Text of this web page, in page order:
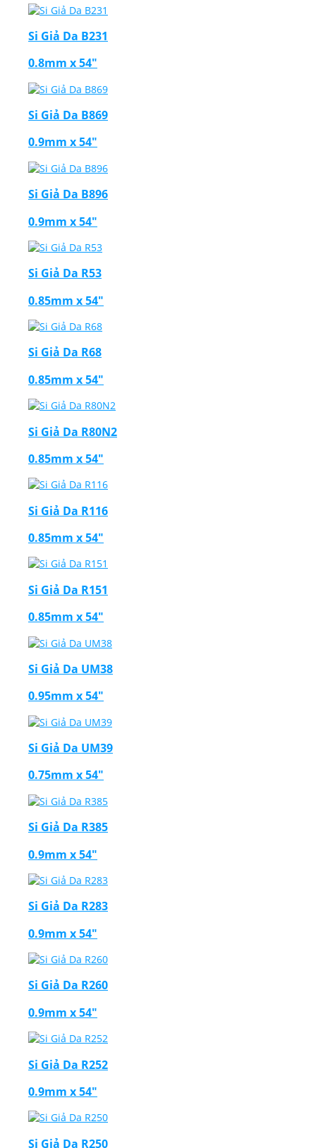
Si Giả Da B231
0.8mm x 54"
Si Giả Da B869
0.9mm x 54"
Si Giả Da B896
0.9mm x 54"
Si Giả Da R53
0.85mm x 54"
Si Giả Da R68
0.85mm x 54"
Si Giả Da R80N2
0.85mm x 54"
Si Giả Da R116
0.85mm x 54"
Si Giả Da R151
0.85mm x 54"
Si Giả Da UM38
0.95mm x 54"
Si Giả Da UM39
0.75mm x 54"
Si Giả Da R385
0.9mm x 54"
Si Giả Da R283
0.9mm x 54"
Si Giả Da R260
0.9mm x 54"
Si Giả Da R252
0.9mm x 54"
Si Giả Da R250